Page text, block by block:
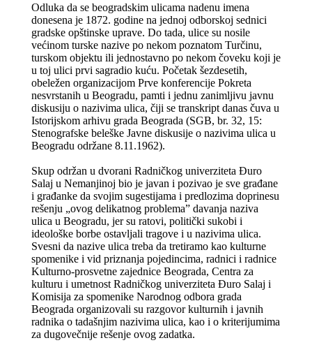
Odluka da se beogradskim ulicama nadenu imena
donesena je 1872. godine na jednoj odborskoj sednici
gradske opštinske uprave. Do tada, ulice su nosile
većinom turske nazive po nekom poznatom Turčinu,
turskom objektu ili jednostavno po nekom čoveku koji je
u toj ulici prvi sagradio kuću. Početak šezdesetih,
obeležen organizacijom Prve konferencije Pokreta
nesvrstanih u Beogradu, pamti i jednu zanimljivu javnu
diskusiju o nazivima ulica, čiji se transkript danas čuva u
Istorijskom arhivu grada Beograda (SGB, br. 32, 15:
Stenografske beleške Javne diskusije o nazivima ulica u
Beogradu održane 8.11.1962).
Skup održan u dvorani Radničkog univerziteta Đuro
Salaj u Nemanjinoj bio je javan i pozivao je sve građane
i građanke da svojim sugestijama i predlozima doprinesu
rešenju „ovog delikatnog problema” davanja naziva
ulica u Beogradu, jer su ratovi, politički sukobi i
ideološke borbe ostavljali tragove i u nazivima ulica.
Svesni da nazive ulica treba da tretiramo kao kulturne
spomenike i vid priznanja pojedincima, radnici i radnice
Kulturno-prosvetne zajednice Beograda, Centra za
kulturu i umetnost Radničkog univerziteta Đuro Salaj i
Komisija za spomenike Narodnog odbora grada
Beograda organizovali su razgovor kulturnih i javnih
radnika o tadašnjim nazivima ulica, kao i o kriterijumima
za dugovečnije rešenje ovog zadatka.